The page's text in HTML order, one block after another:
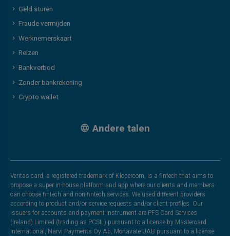
Geld sturen
Fraude vermijden
Werknemerskaart
Reizen
Bankverbod
Zonder bankrekening
Crypto wallet
Andere talen
Veritas card, a registered trademark of Klopercom, is a fintech that aims to
propose a super in-house platform and app where our clients and members
can choose fintech and non-fintech services. We used different providers
according to product and/or service requests and/or client profiles. Our
issuers for accounts and payment instrument are PFS Card Services
(Ireland) Limited (trading as PCSIL) pursuant to a license by Mastercard
International, Narvi Payments Oy Ab, Monavate UAB pursuant to a license